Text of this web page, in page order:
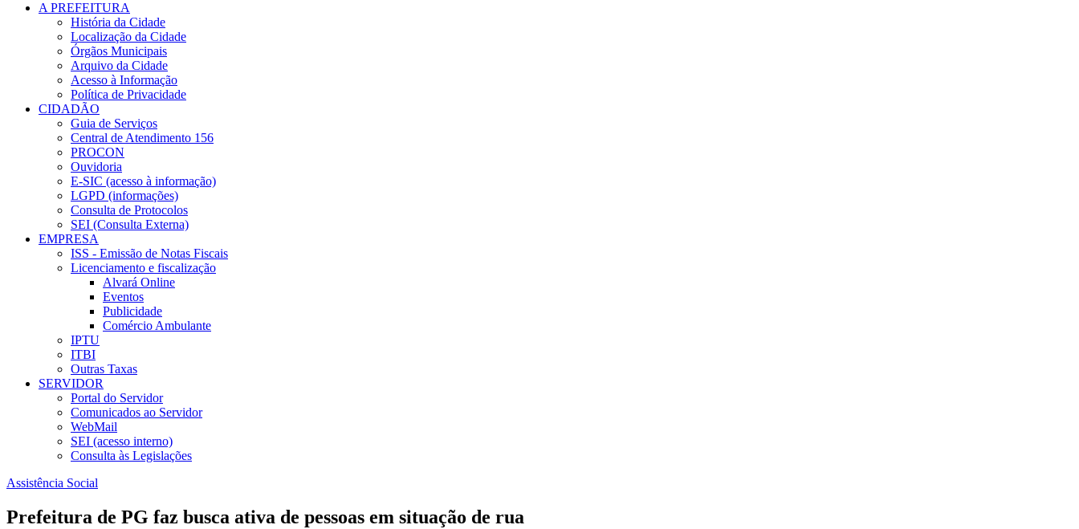
A PREFEITURA
História da Cidade
Localização da Cidade
Órgãos Municipais
Arquivo da Cidade
Acesso à Informação
Política de Privacidade
CIDADÃO
Guia de Serviços
Central de Atendimento 156
PROCON
Ouvidoria
E-SIC (acesso à informação)
LGPD (informações)
Consulta de Protocolos
SEI (Consulta Externa)
EMPRESA
ISS - Emissão de Notas Fiscais
Licenciamento e fiscalização
Alvará Online
Eventos
Publicidade
Comércio Ambulante
IPTU
ITBI
Outras Taxas
SERVIDOR
Portal do Servidor
Comunicados ao Servidor
WebMail
SEI (acesso interno)
Consulta às Legislações
Assistência Social
Prefeitura de PG faz busca ativa de pessoas em situação de rua